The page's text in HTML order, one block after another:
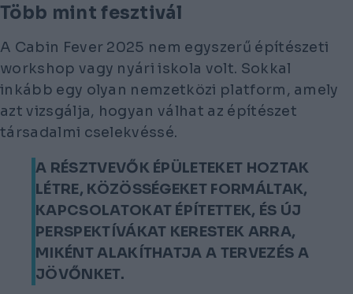
Több mint fesztivál
A Cabin Fever 2025 nem egyszerű építészeti
workshop vagy nyári iskola volt. Sokkal
inkább egy olyan nemzetközi platform, amely
azt vizsgálja, hogyan válhat az építészet
társadalmi cselekvéssé.
A RÉSZTVEVŐK ÉPÜLETEKET HOZTAK
LÉTRE, KÖZÖSSÉGEKET FORMÁLTAK,
KAPCSOLATOKAT ÉPÍTETTEK, ÉS ÚJ
PERSPEKTÍVÁKAT KERESTEK ARRA,
MIKÉNT ALAKÍTHATJA A TERVEZÉS A
JÖVŐNKET.